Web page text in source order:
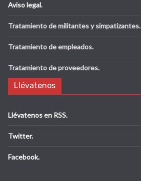
Aviso legal.
Tratamiento de militantes y simpatizantes.
Tratamiento de empleados.
Tratamiento de proveedores.
Llévatenos
Llévatenos en RSS.
Twitter.
Facebook.